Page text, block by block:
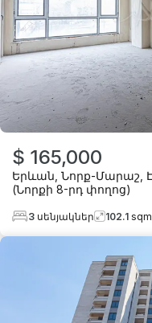
$ 165,000
Երևան Նորք-Մարաշ
(Նորքի 8-րդ փողոց)
3 սենյակներ 102.1 sqm